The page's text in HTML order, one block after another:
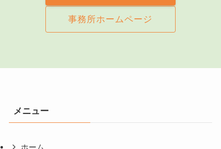
事務所ホームページ
メニュー